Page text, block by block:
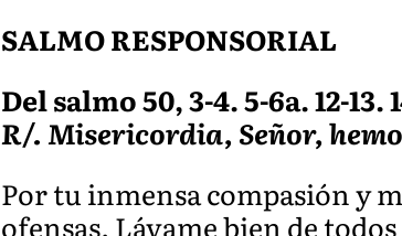
SALMO RESPONSORIAL
Del salmo 50, 3-4. 5-6a. 12-13.
R/. Misericordia, Señor,
Por tu inmensa compasión y
ofensas. Lávame bien de